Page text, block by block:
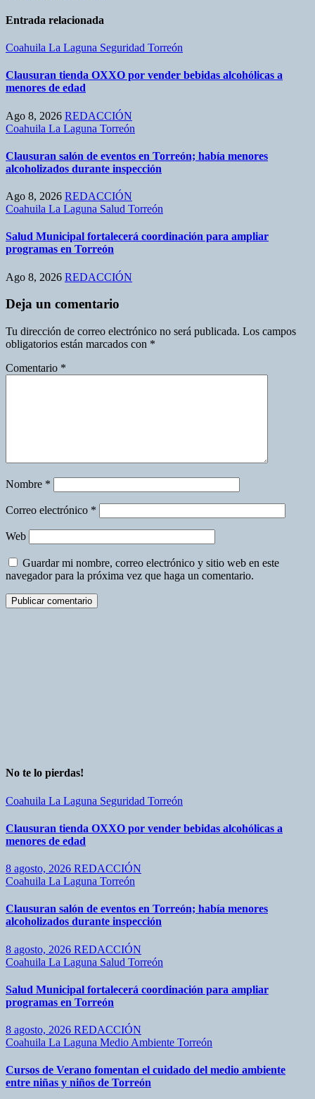
Entrada relacionada
Coahuila La Laguna Seguridad Torreón
Clausuran tienda OXXO por vender bebidas alcohólicas a
menores de edad
Ago 8, 2026 REDACCIÓN
Coahuila La Laguna Torreón
Clausuran salón de eventos en Torreón; había menores
alcoholizados durante inspección
Ago 8, 2026 REDACCIÓN
Coahuila La Laguna Salud Torreón
Salud Municipal fortalecerá coordinación para ampliar
programas en Torreón
Ago 8, 2026 REDACCIÓN
Deja un comentario
Tu dirección de correo electrónico no será publicada. Los campos
obligatorios están marcados con *
Comentario *
Nombre *
Correo electrónico *
Web
Guardar mi nombre, correo electrónico y sitio web en este
navegador para la próxima vez que haga un comentario.
No te lo pierdas!
Coahuila La Laguna Seguridad Torreón
Clausuran tienda OXXO por vender bebidas alcohólicas a
menores de edad
8 agosto, 2026 REDACCIÓN
Coahuila La Laguna Torreón
Clausuran salón de eventos en Torreón; había menores
alcoholizados durante inspección
8 agosto, 2026 REDACCIÓN
Coahuila La Laguna Salud Torreón
Salud Municipal fortalecerá coordinación para ampliar
programas en Torreón
8 agosto, 2026 REDACCIÓN
Coahuila La Laguna Medio Ambiente Torreón
Cursos de Verano fomentan el cuidado del medio ambiente
entre niñas y niños de Torreón